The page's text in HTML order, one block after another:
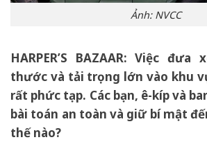
Ảnh: NVCC
HARPER’S BAZAAR:Việc đưa
thước và tải trọng lớn vào khu
rất phức tạp. Các bạn, ê-kíp và
bài toán an toàn và giữ bí mật
thế nào?